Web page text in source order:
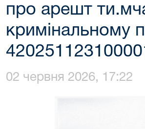
про арешт
кримінальному
02 червня 2026, 17:22